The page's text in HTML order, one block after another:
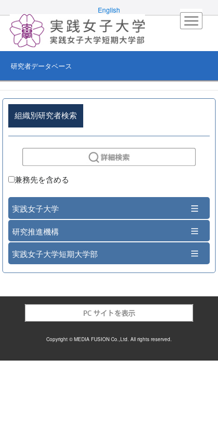
English
研究者データベース
組織別研究者検索
兼務先を含める
実践女子大学
研究推進機構
実践女子大学短期大学部
Copyright © MEDIA FUSION Co.,Ltd. All rights reserved.